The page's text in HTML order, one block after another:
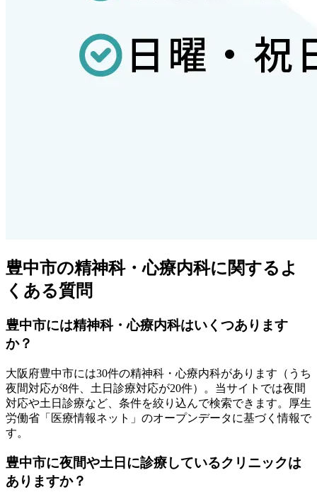
豊中市の精神科・心療内科に関するよ
くある質問
豊中市には精神科・心療内科はいくつあります
か？
大阪府豊中市には30件の精神科・心療内科があります （うち
夜間対応が8件、土日診療対応が20件）
。当サイトでは夜間
対応や土日診療など、条件を絞り込んで検索できます。厚生
労働省「医療情報ネット」のオープンデータに基づく情報で
す。
豊中市に夜間や土日に診療しているクリニックは
ありますか？